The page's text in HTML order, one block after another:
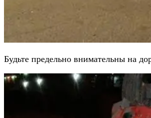
Будьте предельно внимательны на